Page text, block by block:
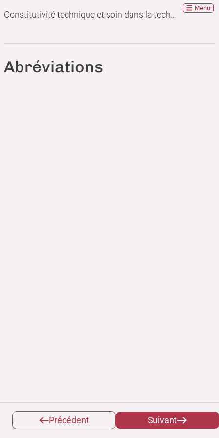
Constitutivité technique et soin dans la technique
Menu
Abréviations
Précédent Suivant